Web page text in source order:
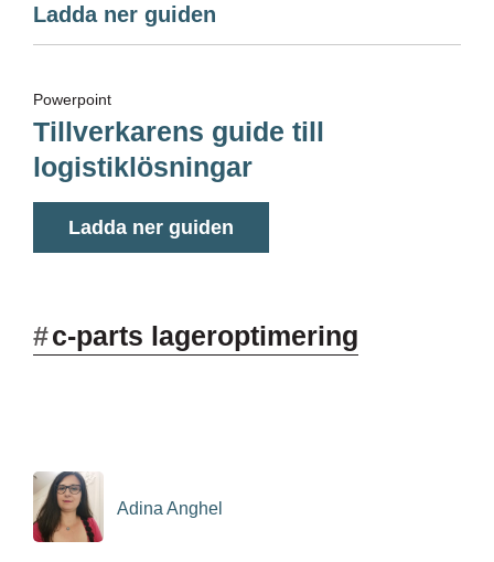
Ladda ner guiden
Powerpoint
Tillverkarens guide till
logistiklösningar
Ladda ner guiden
#c-parts lageroptimering
Adina Anghel